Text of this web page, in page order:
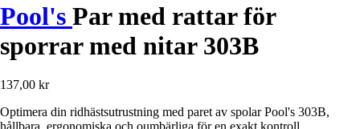
Pool's Par med rattar för
sporrar med nitar 303B
137,00 kr
Optimera din ridhästsutrustning med paret av spolar Pool's 303B,